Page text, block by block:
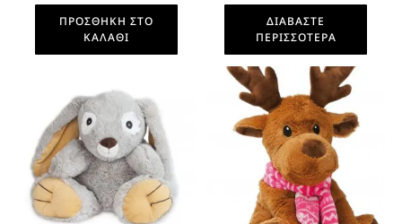
ΠΡΟΣΘΉΚΗ ΣΤΟ
ΚΑΛΆΘΙ
ΔΙΑΒΆΣΤΕ
ΠΕΡΙΣΣΌΤΕΡΑ